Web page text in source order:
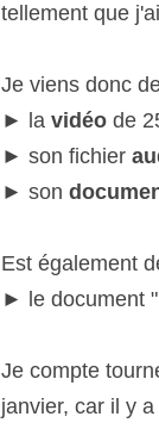
tellement que
Je viens donc
► la vidéo de
► son fichier
► son
Est également
► le document "
Je compte
janvier, car il y